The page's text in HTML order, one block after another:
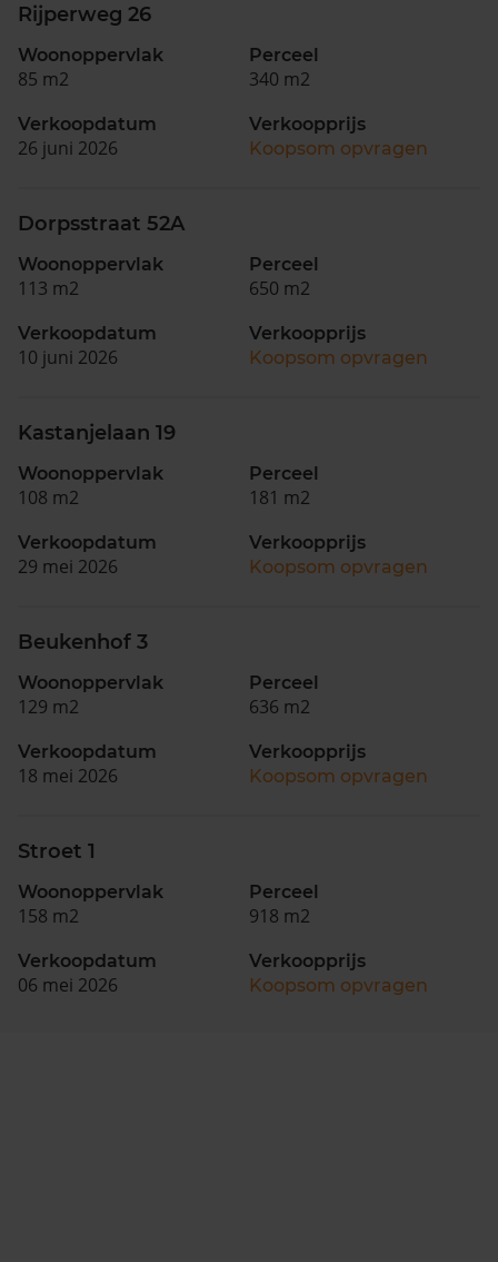
Rijperweg 26
Woonoppervlak
85 m2
Perceel
340 m2
Verkoopdatum
26 juni 2026
Verkoopprijs
Koopsom opvragen
Dorpsstraat 52A
Woonoppervlak
113 m2
Perceel
650 m2
Verkoopdatum
10 juni 2026
Verkoopprijs
Koopsom opvragen
Kastanjelaan 19
Woonoppervlak
108 m2
Perceel
181 m2
Verkoopdatum
29 mei 2026
Verkoopprijs
Koopsom opvragen
Beukenhof 3
Woonoppervlak
129 m2
Perceel
636 m2
Verkoopdatum
18 mei 2026
Verkoopprijs
Koopsom opvragen
Stroet 1
Woonoppervlak
158 m2
Perceel
918 m2
Verkoopdatum
06 mei 2026
Verkoopprijs
Koopsom opvragen